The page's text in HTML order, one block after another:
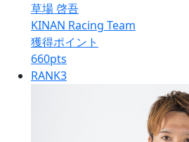
草場 啓吾
KINAN Racing Team
獲得ポイント
660pts
RANK3